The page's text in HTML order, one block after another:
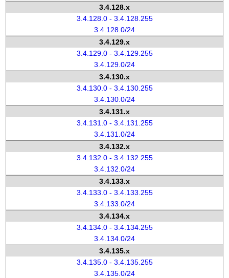
3.4.128.x
3.4.128.0 - 3.4.128.255
3.4.128.0/24
3.4.129.x
3.4.129.0 - 3.4.129.255
3.4.129.0/24
3.4.130.x
3.4.130.0 - 3.4.130.255
3.4.130.0/24
3.4.131.x
3.4.131.0 - 3.4.131.255
3.4.131.0/24
3.4.132.x
3.4.132.0 - 3.4.132.255
3.4.132.0/24
3.4.133.x
3.4.133.0 - 3.4.133.255
3.4.133.0/24
3.4.134.x
3.4.134.0 - 3.4.134.255
3.4.134.0/24
3.4.135.x
3.4.135.0 - 3.4.135.255
3.4.135.0/24